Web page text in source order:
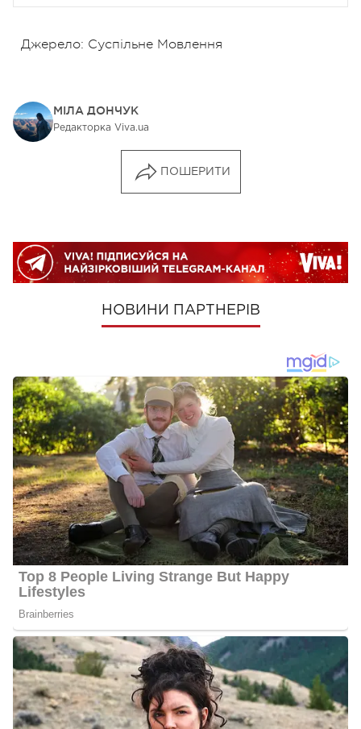
Джерело: Суспільне Мовлення
МІЛА ДОНЧУК
Редакторка Viva.ua
ПОШЕРИТИ
НОВИНИ ПАРТНЕРІВ